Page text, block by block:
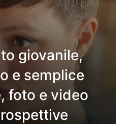
giovanile,
e semplice
foto e video